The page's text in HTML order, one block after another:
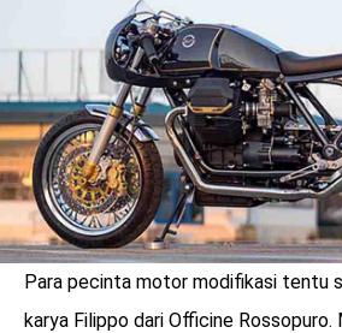
LOGIN
Para pecinta motor modifikasi tentu
karya Filippo dari Officine Rossopuro.